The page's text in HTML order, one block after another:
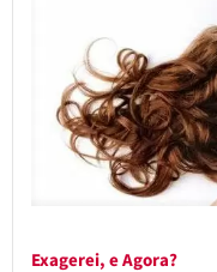
Exagerei, e Agora?